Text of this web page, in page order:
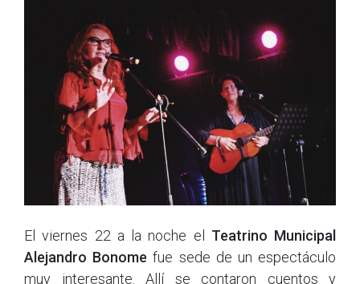
El viernes 22 a la noche el Teatrino Municipal
Alejandro Bonome fue sede de un espectáculo
muy interesante. Allí se contaron cuentos y